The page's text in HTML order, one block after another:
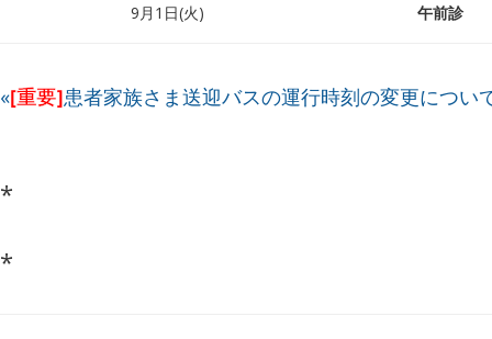
9月1日(火) 午前診
«[重要]患者家族さま送迎バスの運行時刻の変更につい
*
*